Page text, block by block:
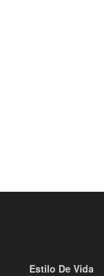
Estilo De Vida